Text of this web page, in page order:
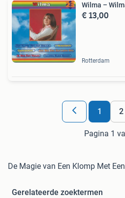
Wilma –
€ 13,00
Rotterdam
1 2
Pagina 1
De Magie van Een Klomp Met
Gerelateerde zoektermen